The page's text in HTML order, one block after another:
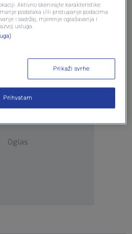
Oglas
Oglas
Aktivno skenirajte karakteristike
podataka i/ili pristupanje podacima
i sadržaj, mjerenje oglašavanja i
usluga.
Prikaži svrhe
Prihvatam